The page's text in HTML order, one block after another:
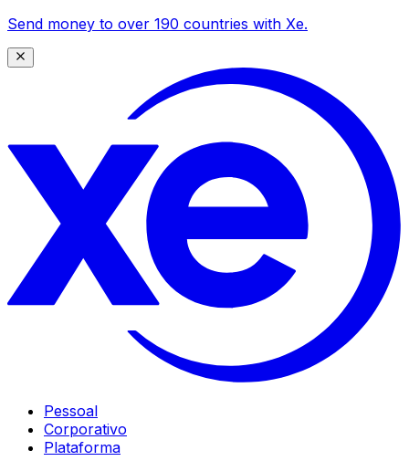
Send money to over 190 countries with Xe.
Pessoal
Corporativo
Plataforma